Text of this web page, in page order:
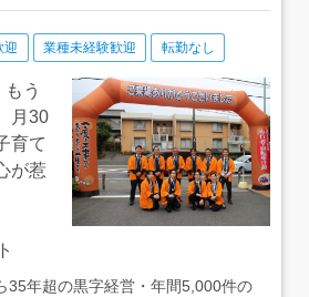
迎 業種未経験歓迎 転勤なし
う
月30
育て
が惹
35年超の黒字経営・年間5,000件の